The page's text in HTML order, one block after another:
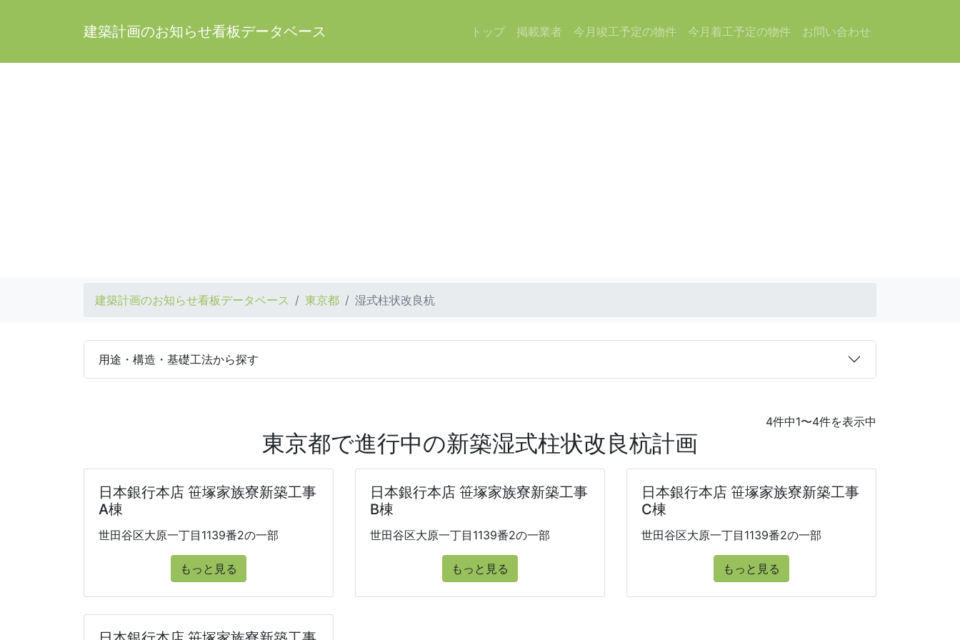
建築計画のお知らせ看板データベース トップ 掲載業者 今月竣工予定の物件 今月着工予定の物件 お問い合わせ
建築計画のお知らせ看板データベース 東京都 湿式柱状改良杭
用途・構造・基礎工法から探す
4件中1〜4件を表示中
東京都で進行中の新築湿式柱状改良杭計画
日本銀行本店 笹塚家族寮新築工事
A棟
世田谷区大原一丁目1139番2の一部
もっと見る
日本銀行本店 笹塚家族寮新築工事
B棟
世田谷区大原一丁目1139番2の一部
もっと見る
日本銀行本店 笹塚家族寮新築工事
C棟
世田谷区大原一丁目1139番2の一部
もっと見る